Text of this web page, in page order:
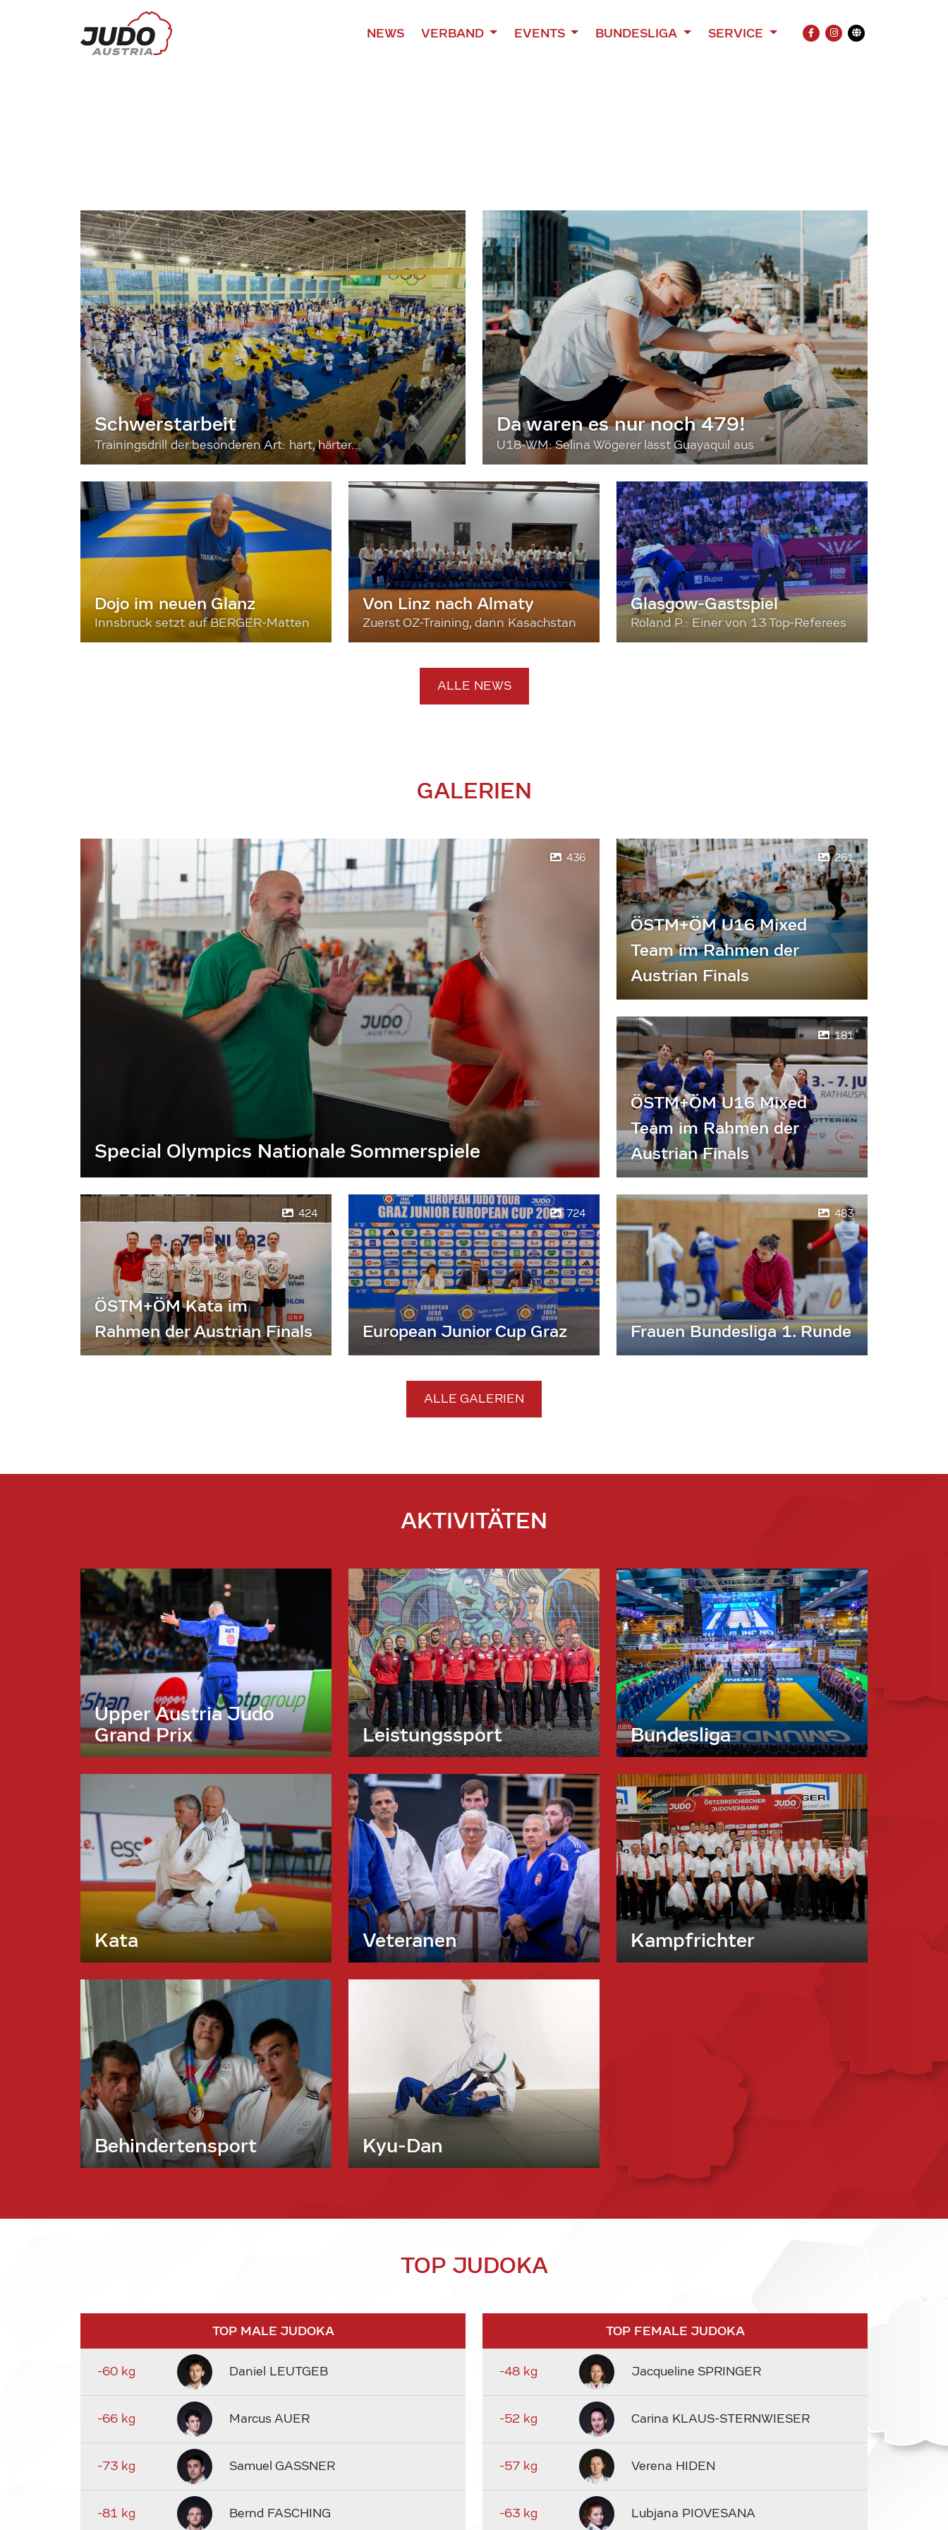
NEWS VERBAND EVENTS BUNDESLIGA SERVICE
FACEBOOK
INSTAGRAM
Übersetzung
Schwerstarbeit
Trainingsdrill der besonderen Art: hart, härter...
Da waren es nur noch 479!
U18-WM: Selina Wögerer lässt Guayaquil aus
Dojo im neuen Glanz
Innsbruck setzt auf BERGER-Matten
Von Linz nach Almaty
Zuerst OZ-Training, dann Kasachstan
Glasgow-Gastspiel
Roland P.: Einer von 13 Top-Referees
ALLE NEWS
GALERIEN
436
Special Olympics Nationale Sommerspiele
261
ÖSTM+ÖM U16 Mixed
Team im Rahmen der
Austrian Finals
181
ÖSTM+ÖM U16 Mixed
Team im Rahmen der
Austrian Finals
424
ÖSTM+ÖM Kata im
Rahmen der Austrian Finals
724
European Junior Cup Graz
483
Frauen Bundesliga 1. Runde
ALLE GALERIEN
AKTIVITÄTEN
Upper Austria Judo
Grand Prix
Leistungssport Bundesliga
Kata Veteranen Kampfrichter
Behindertensport Kyu-Dan
TOP JUDOKA
TOP MALE JUDOKA
-60 kg Daniel LEUTGEB
-66 kg Marcus AUER
-73 kg Samuel GASSNER
-81 kg Bernd FASCHING
TOP FEMALE JUDOKA
-48 kg Jacqueline SPRINGER
-52 kg Carina KLAUS-STERNWIESER
-57 kg Verena HIDEN
-63 kg Lubjana PIOVESANA